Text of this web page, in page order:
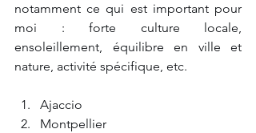
notamment ce qui est important pour
moi : forte culture locale,
ensoleillement, équilibre en ville et
nature, activité spécifique, etc.
Ajaccio
Montpellier